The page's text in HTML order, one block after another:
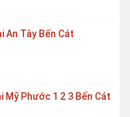
An Tây Bến Cát
Mỹ Phước 1 2 3 Bến Cát